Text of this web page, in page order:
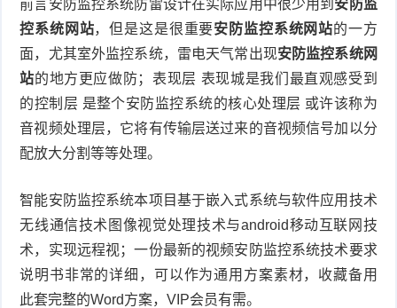
前言安防监控系统防雷设计在实际应用中很少用到 安防监
控系统网站，但是这是很重要安防监控系统网站的一方
面，尤其室外监控系统，雷电天气常出现安防监控系统网
站的地方更应做防；表现层 表现城是我们最直观感受到
的控制层 是整个安防监控系统的核心处理层 或许该称为
音视频处理层，它将有传输层送过来的音视频信号加以分
配放大分割等等处理。
智能安防监控系统本项目基于嵌入式系统与软件应用技术
无线通信技术图像视觉处理技术与android移动互联网技
术，实现远程视；一份最新的视频安防监控系统技术要求
说明书非常的详细，可以作为通用方案素材，收藏备用
此套完整的Word方案，VIP会员有需。